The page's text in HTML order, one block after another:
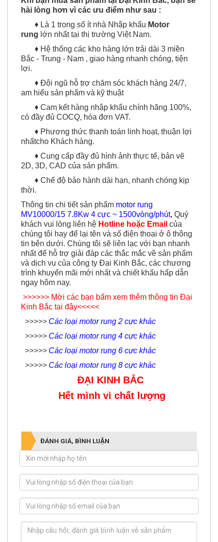
hài lòng hơn vì các ưu điểm như sau :
♦ Là 1 trong số ít nhà Nhập khẩu Motor
rung lớn nhất tại thị trường Việt Nam.
♦ Hệ thống các kho hàng lớn trải dài 3 miền
Bắc - Trung - Nam , giao hàng nhanh chóng, tiện
lợi.
♦ Đội ngũ hỗ trợ chăm sóc khách hàng 24/7,
am hiểu sản phẩm và kỹ thuật
♦ Cam kết hàng nhập khẩu chính hãng 100%,
có đầy đủ COCQ, hóa đơn VAT.
♦ Phương thức thanh toán linh hoạt, thuận lợi
nhấtcho Khách hàng.
♦ Cung cấp đầy đủ hình ảnh thực tế, bản vẽ
2D, 3D, CAD của sản phẩm.
♦ Chế độ bảo hành dài hạn, nhanh chóng kịp
thời.
Thông tin chi tiết sản phẩm motor rung
MV10000/15 7.8Kw 4 cực ~ 1500vòng/phút, Quý
khách vui lòng liên hệ Hotline hoặc Email của
chúng tôi hay để lại tên và số điện thoại ở ô thông
tin bên dưới. Chúng tôi sẽ liên lạc với bạn nhanh
nhất để hỗ trợ giải đáp các thắc mắc về sản phẩm
và dịch vụ của công ty Đại Kinh Bắc, các chương
trình khuyến mãi mới nhất và chiết khấu hấp dẫn
ngay hôm nay.
>>>>>> Mời các bạn bấm xem thêm thông tin Đại
Kinh Bắc tại đây<<<<<
>>>>> Các loại motor rung 2 cực khác
>>>>> Các loại motor rung 4 cực khác
>>>>> Các loại motor rung 6 cực khác
>>>>> Các loại motor rung 8 cực khác
ĐẠI KINH BẮC
Hết mình vì chất lượng
ĐÁNH GIÁ, BÌNH LUẬN